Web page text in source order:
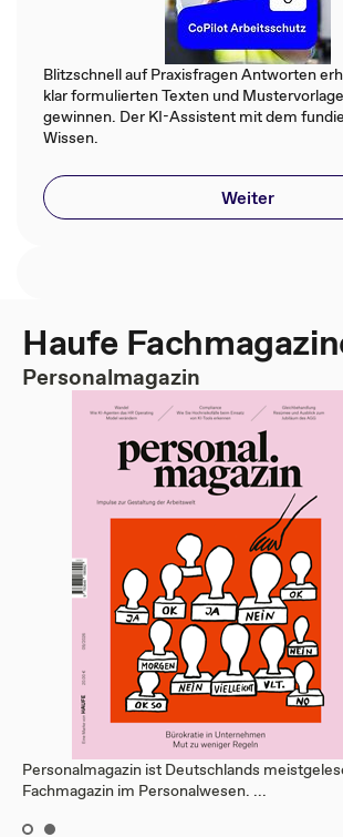
Blitzschnell auf Praxisfragen Antworten
klar formulierten Texten und
gewinnen. Der KI-Assistent mit dem
Wissen.
Weiter
Haufe
Personalmagazin
Personalmagazin ist Deutschlands
Fachmagazin im Personalwesen. ...